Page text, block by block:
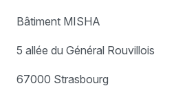
Bâtiment MISHA
5 allée du Général Rouvillois
67000 Strasbourg